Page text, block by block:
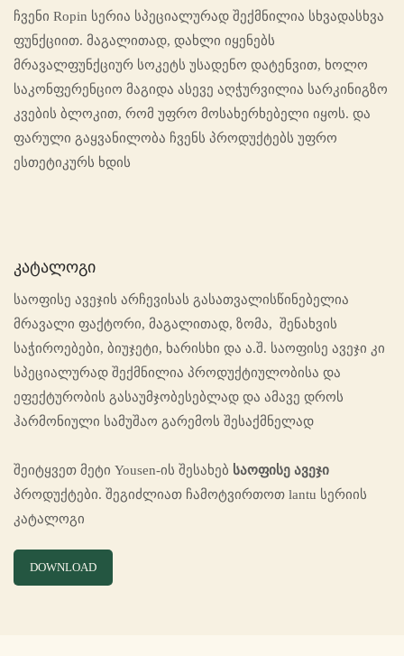
ჩვენი Ropin სერია სპეციალურად შექმნილია სხვადასხვა
ფუნქციით. მაგალითად, დახლი იყენებს
მრავალფუნქციურ სოკეტს უსადენო დატენვით, ხოლო
საკონფერენციო მაგიდა ასევე აღჭურვილია სარკინიგზო
კვების ბლოკით, რომ უფრო მოსახერხებელი იყოს. და
ფარული გაყვანილობა ჩვენს პროდუქტებს უფრო
ესთეტიკურს ხდის
Კატალოგი
საოფისე ავეჯის არჩევისას გასათვალისწინებელია
მრავალი ფაქტორი, მაგალითად, ზომა, შენახვის
საჭიროებები, ბიუჯეტი, ხარისხი და ა.შ. საოფისე ავეჯი კი
სპეციალურად შექმნილია პროდუქტიულობისა და
ეფექტურობის გასაუმჯობესებლად და ამავე დროს
ჰარმონიული სამუშაო გარემოს შესაქმნელად
შეიტყვეთ მეტი Yousen-ის შესახებ საოფისე ავეჯი
პროდუქტები. შეგიძლიათ ჩამოტვირთოთ lantu სერიის
კატალოგი
DOWNLOAD